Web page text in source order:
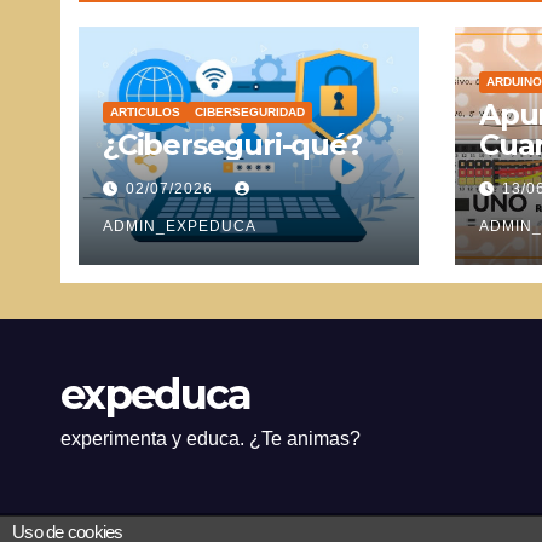
ARTICULOS CIBERSEGURIDAD
¿Ciberseguri-qué?
02/07/2026
ADMIN_EXPEDUCA
ARDUINO
13/
expeduca
experimenta y educa. ¿Te animas?
Uso de cookies